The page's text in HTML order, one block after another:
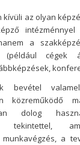
az olyan
intézménnyel
a
cégek
bevétel
közreműködő
dolog
tekintettel,
a